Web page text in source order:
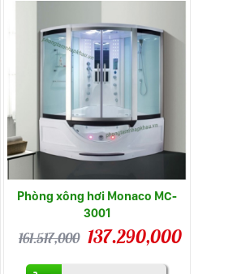
Phòng xông hơi Monaco MC-
3001
161.517,000 137.290,000